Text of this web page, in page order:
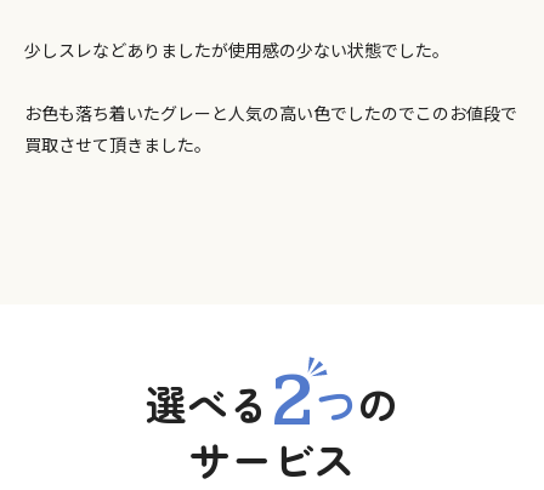
少しスレなどありましたが使用感の少ない状態でした。
お色も落ち着いたグレーと人気の高い色でしたのでこのお値段で
買取させて頂きました。
選べる 2つの
サービス